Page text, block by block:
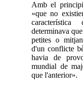
Amb el
«que no
determinava
petites o
d'un conflicte
havia de
mundial de
que l'anterior».